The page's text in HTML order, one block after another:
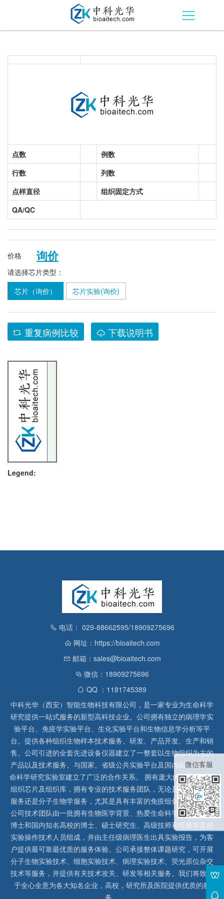
点数
例数
行数
列数
点样直径
组织固定方式
QA/QC
价格 询价
请选择芯片类型：
芯片（询价）
芯片实验(询价)
重复病例比较 下载说明书
Legend:
电话： 029-88662595/18909275696
网址：https://bioaitech.com
邮箱：sales@bioaitech.com
微信：18909275696
QQ ：1181745389
中科光华（西安）智能生物科技有限公司，是一家专业为生命科学
研究提供一站式服务的新型高科技企业。公司拥有独立的病理学实
验平台、免疫学实验平台、生化实验平台和生物信息学分析等平
台。提供各种组织生物样本技术服务、研发、产品开发、生产和销
售。公司引进的全套先进设备仪器建立了一整套以生物组织为主的
产品以及技术服务。与国家、省级公共实验平台及国内知名高校生
命科学研究实验室建立了广泛的合作关系。 拥有庞大的石蜡、冰冻
组织芯片及组织库，拥有专业的技术服务团队，无论是形态病理学
服务还是分子生物学服务，尤其是具有丰富的免疫组化实验经验，
公司技术团队由一批拥有生物医学背景、热爱生命科学研究的留美
博士和国内知名高校的博士、硕士研究生、高级技师和经验丰富的
实验操作技术人员组成，并由主任级病理医生出具实验报告，为客
户提供最可靠最优质的服务体验。公司承接整体课题研究，可开展
分子生物实验技术、细胞实验技术、病理实验技术、荧光原位杂交
技术等服务，并提供有关技术攻关、研发等相关服务。我们将致力
于全心全意为各大知名企业，高校，研究所及医院提供优质的服
务。
微信客服